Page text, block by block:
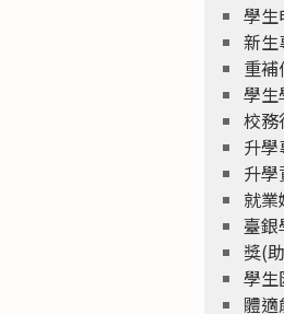
學生
新生
重補
學生
校務
升學
升
就業
臺銀
獎(
學生
體適